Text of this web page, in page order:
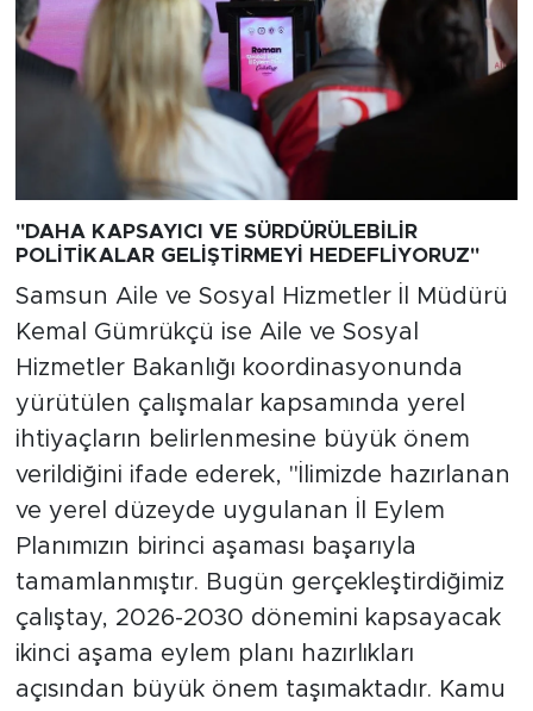
"DAHA KAPSAYICI VE SÜRDÜRÜLEBİLİR
POLİTİKALAR GELİŞTİRMEYİ HEDEFLİYORUZ"
Samsun Aile ve Sosyal Hizmetler İl Müdürü
Kemal Gümrükçü ise Aile ve Sosyal
Hizmetler Bakanlığı koordinasyonunda
yürütülen çalışmalar kapsamında yerel
ihtiyaçların belirlenmesine büyük önem
verildiğini ifade ederek, "İlimizde hazırlanan
ve yerel düzeyde uygulanan İl Eylem
Planımızın birinci aşaması başarıyla
tamamlanmıştır. Bugün gerçekleştirdiğimiz
çalıştay, 2026-2030 dönemini kapsayacak
ikinci aşama eylem planı hazırlıkları
açısından büyük önem taşımaktadır. Kamu